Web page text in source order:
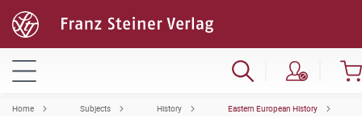
Home Subjects History Eastern European History